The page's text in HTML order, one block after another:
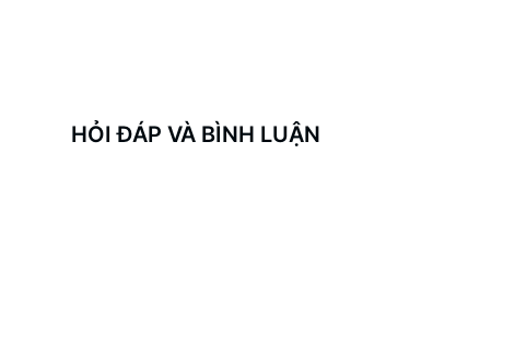
, tăng hiệu quả phanh khi kết hợp với bố
HỎI ĐÁP VÀ BÌNH LUẬN